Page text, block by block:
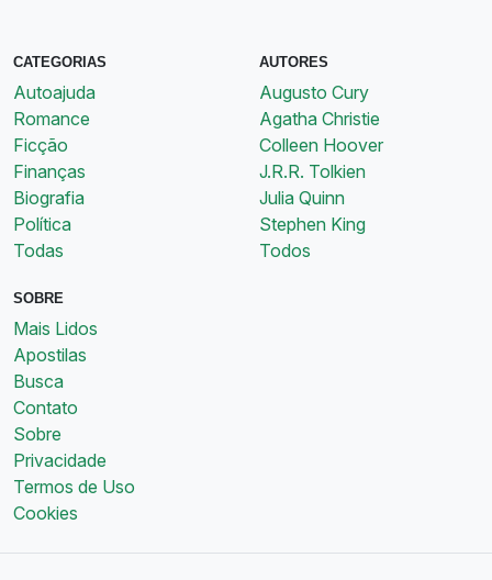
CATEGORIAS
Autoajuda
Romance
Ficção
Finanças
Biografia
Política
Todas
AUTORES
Augusto Cury
Agatha Christie
Colleen Hoover
J.R.R. Tolkien
Julia Quinn
Stephen King
Todos
SOBRE
Mais Lidos
Apostilas
Busca
Contato
Sobre
Privacidade
Termos de Uso
Cookies